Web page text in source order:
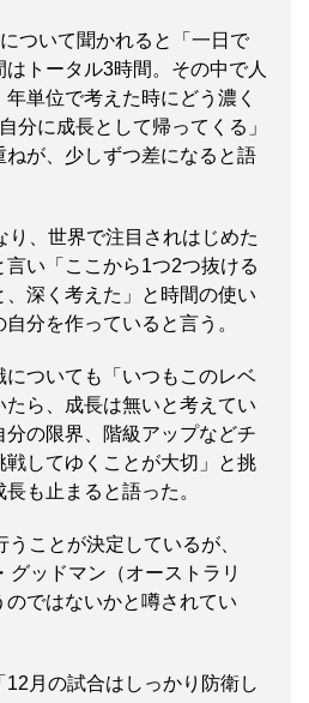
ついて聞かれると「一日で
トータル3時間。その中で人
単位で考えた時にどう濃く
分に成長として帰ってくる」
ねが、少しずつ差になると語
り、世界で注目されはじめた
言い「ここから1つ2つ抜ける
深く考えた」と時間の使い
分を作っていると言う。
についても「いつもこのレベ
たら、成長は無いと考えてい
分の限界、階級アップなどチ
戦してゆくことが大切」と挑
も止まると語った。
ことが決定しているが、
グッドマン（オーストラリ
ではないかと噂されてい
月の試合はしっかり防衛し